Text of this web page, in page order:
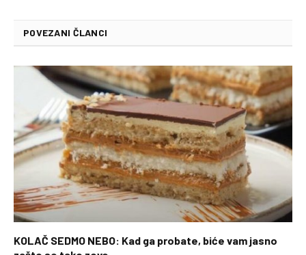
POVEZANI ČLANCI
KOLAČ SEDMO NEBO: Kad ga probate, biće vam jasno